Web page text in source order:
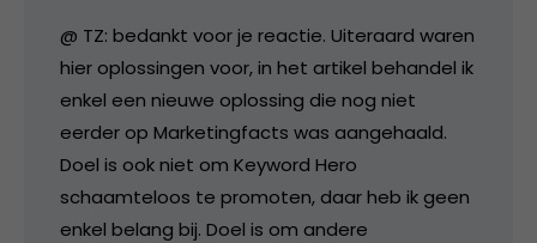
@ TZ: bedankt voor je reactie. Uiteraard waren
hier oplossingen voor, in het artikel behandel ik
enkel een nieuwe oplossing die nog niet
eerder op Marketingfacts was aangehaald.
Doel is ook niet om Keyword Hero
schaamteloos te promoten, daar heb ik geen
enkel belang bij. Doel is om andere